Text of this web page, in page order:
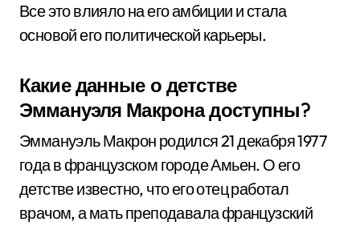
Все это влияло на его амбиции и стала
основой его политической карьеры.
Какие данные о детстве
Эммануэля Макрона доступны?
Эммануэль Макрон родился 21 декабря 1977
года в французском городе Амьен. О его
детстве известно, что его отец работал
врачом, а мать преподавала французский